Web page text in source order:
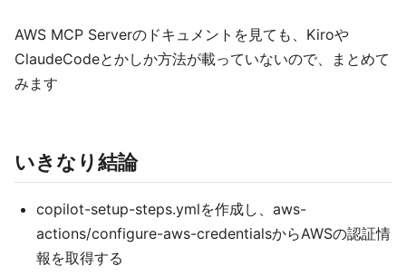
AWS MCP Serverのドキュメントを見ても、Kiroや
ClaudeCodeとかしか方法が載っていないので、まとめて
みます
いきなり結論
copilot-setup-steps.ymlを作成し、aws-
actions/configure-aws-credentialsからAWSの認証情
報を取得する